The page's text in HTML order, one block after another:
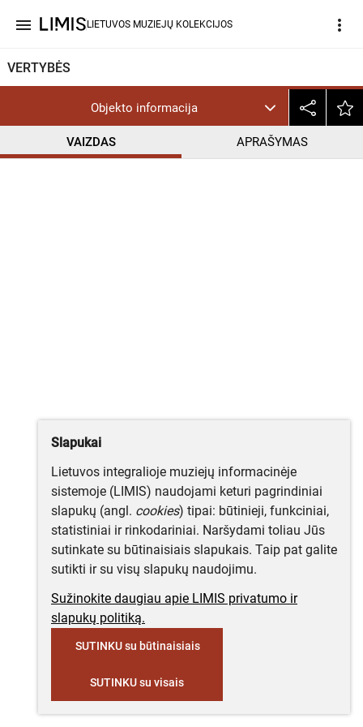
menu LIETUVOS MUZIEJŲ KOLEKCIJOS more_vert
VERTYBĖS
Objekto informacija
VAIZDAS APRAŠYMAS
Slapukai
Lietuvos integralioje muziejų informacinėje
sistemoje (LIMIS) naudojami keturi pagrindiniai
slapukų (angl. cookies) tipai: būtinieji, funkciniai,
statistiniai ir rinkodariniai. Naršydami toliau Jūs
sutinkate su būtinaisiais slapukais. Taip pat galite
sutikti ir su visų slapukų naudojimu.
Sužinokite daugiau apie LIMIS privatumo ir
slapukų politiką.
SUTINKU su būtinaisiais
SUTINKU su visais